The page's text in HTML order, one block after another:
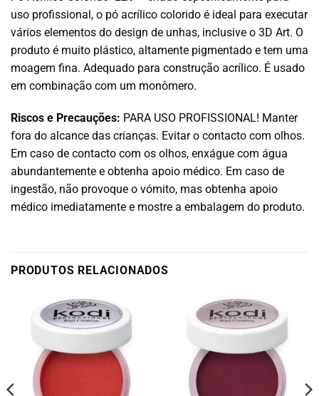
uso profissional, o pó acrílico colorido é ideal para executar
vários elementos do design de unhas, inclusive o 3D Art. O
produto é muito plástico, altamente pigmentado e tem uma
moagem fina. Adequado para construção acrílico. É usado
em combinação com um monômero.
Riscos e Precauções: PARA USO PROFISSIONAL! Manter
fora do alcance das crianças. Evitar o contacto com olhos.
Em caso de contacto com os olhos, enxágue com água
abundantemente e obtenha apoio médico. Em caso de
ingestão, não provoque o vómito, mas obtenha apoio
médico imediatamente e mostre a embalagem do produto.
PRODUTOS RELACIONADOS